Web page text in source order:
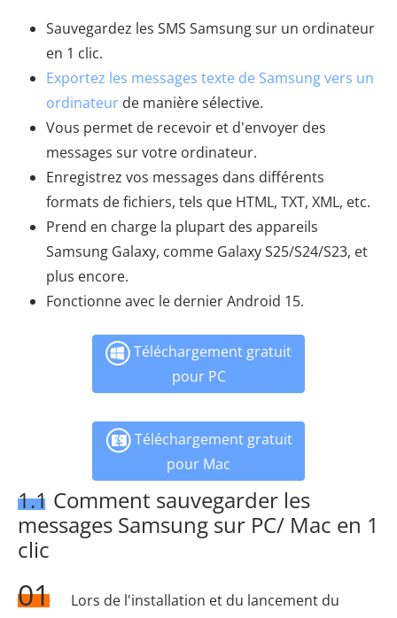
Sauvegardez les SMS Samsung sur un ordinateur
en 1 clic.
Exportez les messages texte de Samsung vers un
ordinateur de manière sélective.
Vous permet de recevoir et d'envoyer des
messages sur votre ordinateur.
Enregistrez vos messages dans différents
formats de fichiers, tels que HTML, TXT, XML, etc.
Prend en charge la plupart des appareils
Samsung Galaxy, comme Galaxy S25/S24/S23, et
plus encore.
Fonctionne avec le dernier Android 15.
Téléchargement gratuit
pour PC
Téléchargement gratuit
pour Mac
1.1 Comment sauvegarder les
messages Samsung sur PC/ Mac en 1
clic
01
Lors de l'installation et du lancement du